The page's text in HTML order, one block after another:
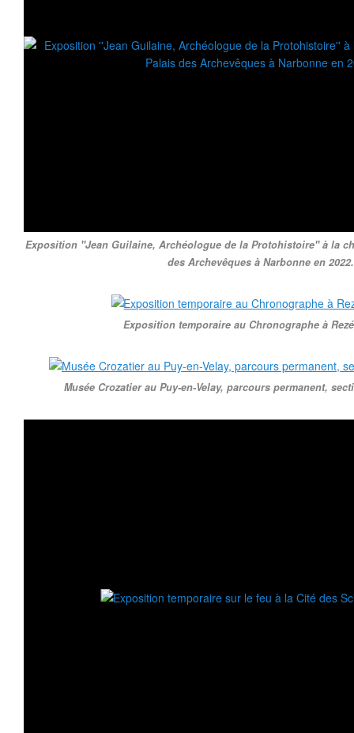
Exposition ''Jean Guilaine, Archéologue de la Protohistoire'' à la
des Archevêques à Narbonne en 2022.
Exposition temporaire au Chronographe à
Musée Crozatier au Puy-en-Velay, parcours permanent,